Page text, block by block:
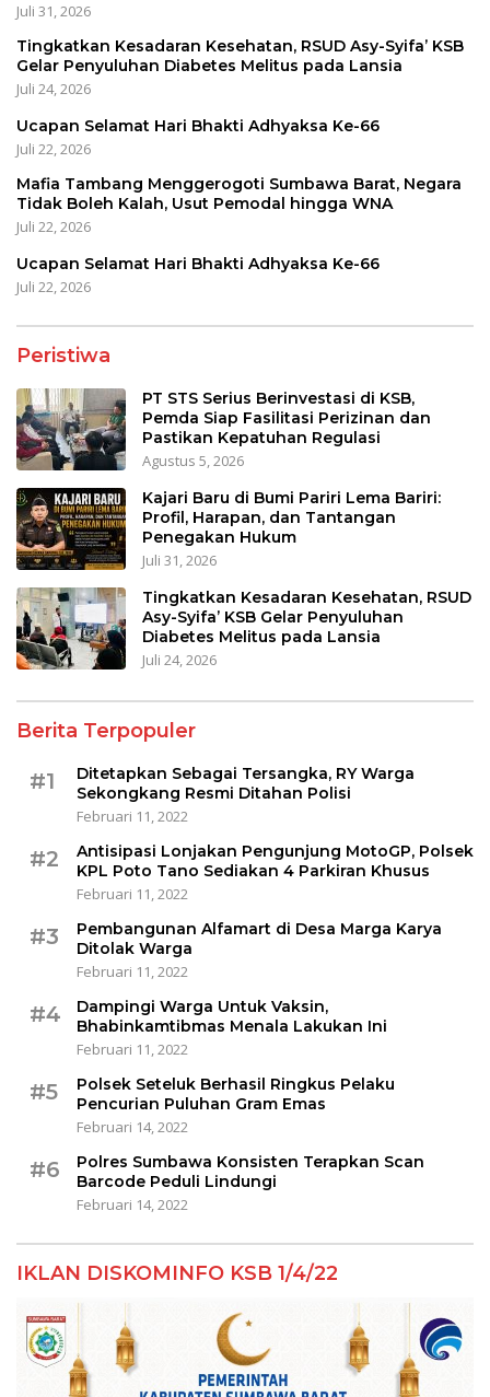
Juli 31, 2026
Tingkatkan Kesadaran Kesehatan, RSUD Asy-Syifa’ KSB
Gelar Penyuluhan Diabetes Melitus pada Lansia
Juli 24, 2026
Ucapan Selamat Hari Bhakti Adhyaksa Ke-66
Juli 22, 2026
Mafia Tambang Menggerogoti Sumbawa Barat, Negara
Tidak Boleh Kalah, Usut Pemodal hingga WNA
Juli 22, 2026
Ucapan Selamat Hari Bhakti Adhyaksa Ke-66
Juli 22, 2026
Peristiwa
PT STS Serius Berinvestasi di KSB,
Pemda Siap Fasilitasi Perizinan dan
Pastikan Kepatuhan Regulasi
Agustus 5, 2026
Kajari Baru di Bumi Pariri Lema Bariri:
Profil, Harapan, dan Tantangan
Penegakan Hukum
Juli 31, 2026
Tingkatkan Kesadaran Kesehatan, RSUD
Asy-Syifa’ KSB Gelar Penyuluhan
Diabetes Melitus pada Lansia
Juli 24, 2026
Berita Terpopuler
#1
Ditetapkan Sebagai Tersangka, RY Warga
Sekongkang Resmi Ditahan Polisi
Februari 11, 2022
#2
Antisipasi Lonjakan Pengunjung MotoGP, Polsek
KPL Poto Tano Sediakan 4 Parkiran Khusus
Februari 11, 2022
#3
Pembangunan Alfamart di Desa Marga Karya
Ditolak Warga
Februari 11, 2022
#4
Dampingi Warga Untuk Vaksin,
Bhabinkamtibmas Menala Lakukan Ini
Februari 11, 2022
#5
Polsek Seteluk Berhasil Ringkus Pelaku
Pencurian Puluhan Gram Emas
Februari 14, 2022
#6
Polres Sumbawa Konsisten Terapkan Scan
Barcode Peduli Lindungi
Februari 14, 2022
IKLAN DISKOMINFO KSB 1/4/22